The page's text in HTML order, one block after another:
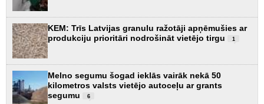
KEM: Trīs Latvijas granulu ražotāji apņēmušies ar
produkciju prioritāri nodrošināt vietējo tirgu
1
Melno segumu šogad ieklās vairāk nekā 50
kilometros valsts vietējo autoceļu ar grants
segumu
6